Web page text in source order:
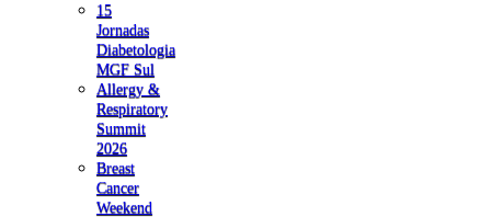
15
Jornadas
Diabetologia
MGF Sul
Allergy &
Respiratory
Summit
2026
Breast
Cancer
Weekend